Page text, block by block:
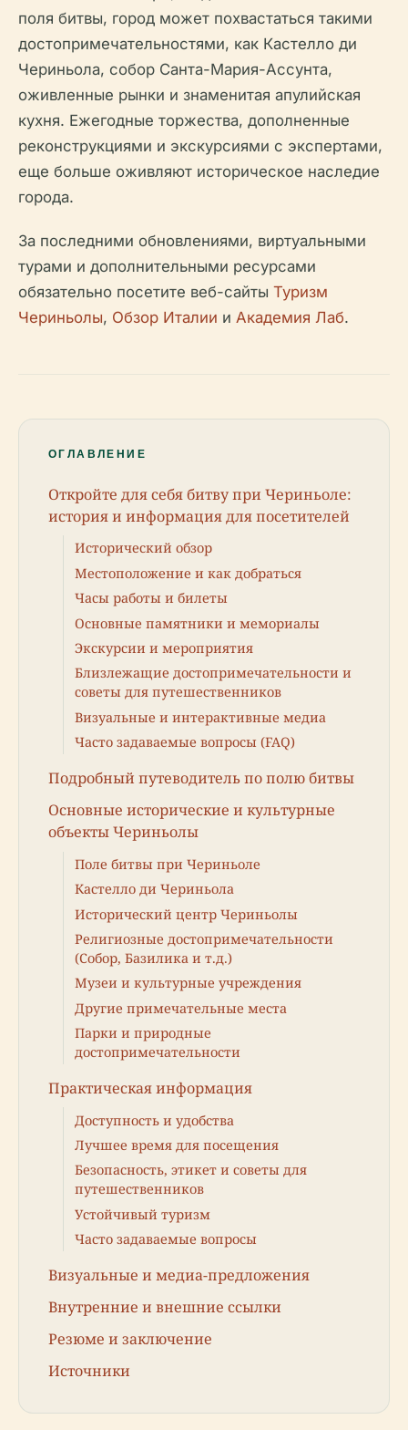
поля битвы, город может похвастаться такими
достопримечательностями, как Кастелло ди
Чериньола, собор Санта-Мария-Ассунта,
оживленные рынки и знаменитая апулийская
кухня. Ежегодные торжества, дополненные
реконструкциями и экскурсиями с экспертами,
еще больше оживляют историческое наследие
города.
За последними обновлениями, виртуальными
турами и дополнительными ресурсами
обязательно посетите веб-сайты Туризм
Чериньолы, Обзор Италии и Академия Лаб.
ОГЛАВЛЕНИЕ
Откройте для себя битву при Чериньоле:
история и информация для посетителей
Исторический обзор
Местоположение и как добраться
Часы работы и билеты
Основные памятники и мемориалы
Экскурсии и мероприятия
Близлежащие достопримечательности и
советы для путешественников
Визуальные и интерактивные медиа
Часто задаваемые вопросы (FAQ)
Подробный путеводитель по полю битвы
Основные исторические и культурные
объекты Чериньолы
Поле битвы при Чериньоле
Кастелло ди Чериньола
Исторический центр Чериньолы
Религиозные достопримечательности
(Собор, Базилика и т.д.)
Музеи и культурные учреждения
Другие примечательные места
Парки и природные
достопримечательности
Практическая информация
Доступность и удобства
Лучшее время для посещения
Безопасность, этикет и советы для
путешественников
Устойчивый туризм
Часто задаваемые вопросы
Визуальные и медиа-предложения
Внутренние и внешние ссылки
Резюме и заключение
Источники